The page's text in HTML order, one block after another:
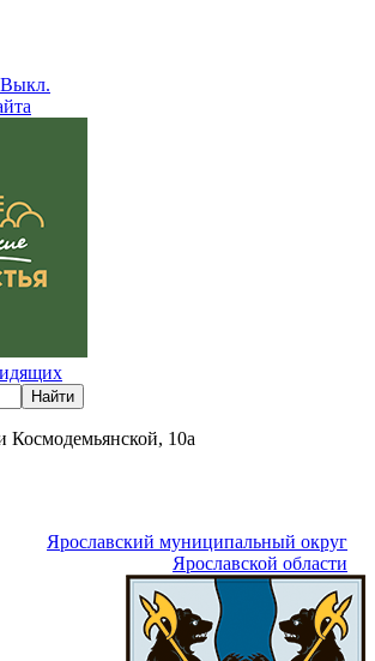
Выкл.
Космодемьянской, 10а
Ярославский муниципальный округ
Ярославской области